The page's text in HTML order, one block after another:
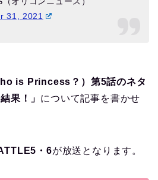
31, 2021
is Princess？）第5話のネタ
果！」 について記事を書かせ
・6が放送となります。